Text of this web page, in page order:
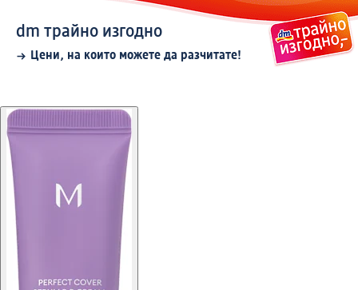
dm трайно изгодно
Цени, на които можете да разчитате!